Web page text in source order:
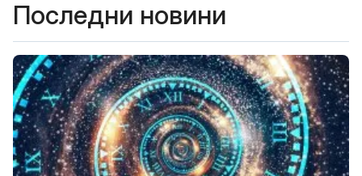
Последни новини